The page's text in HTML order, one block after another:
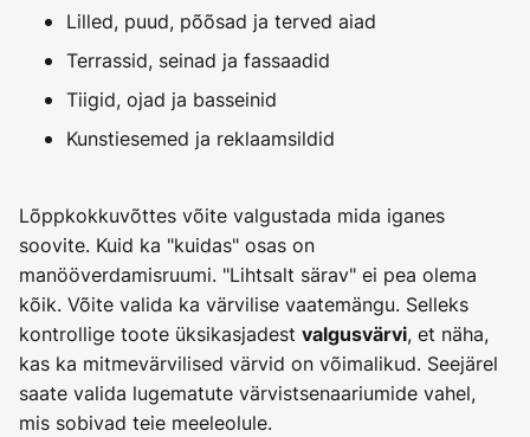
Lilled, puud, põõsad ja terved aiad
Terrassid, seinad ja fassaadid
Tiigid, ojad ja basseinid
Kunstiesemed ja reklaamsildid
Lõppkokkuvõttes võite valgustada mida iganes
soovite. Kuid ka "kuidas" osas on
manööverdamisruumi. "Lihtsalt särav" ei pea olema
kõik. Võite valida ka värvilise vaatemängu. Selleks
kontrollige toote üksikasjadest valgusvärvi, et näha,
kas ka mitmevärvilised värvid on võimalikud. Seejärel
saate valida lugematute värvistsenaariumide vahel,
mis sobivad teie meeleolule.